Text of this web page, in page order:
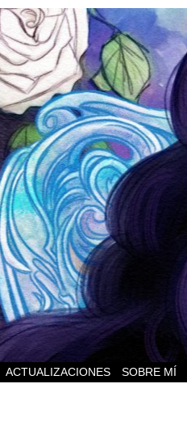
ACTUALIZACIONES SOBRE MÍ